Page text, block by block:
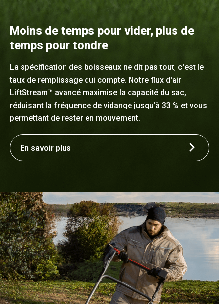
Moins de temps pour vider, plus de
temps pour tondre
La spécification des boisseaux ne dit pas tout, c'est le
taux de remplissage qui compte. Notre flux d'air
LiftStream™ avancé maximise la capacité du sac,
réduisant la fréquence de vidange jusqu'à 33 % et vous
permettant de rester en mouvement.
En savoir plus